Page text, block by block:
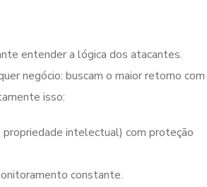
entender a lógica dos atacantes.
negócio: buscam o maior retorno com
isso:
intelectual) com proteção
constante.